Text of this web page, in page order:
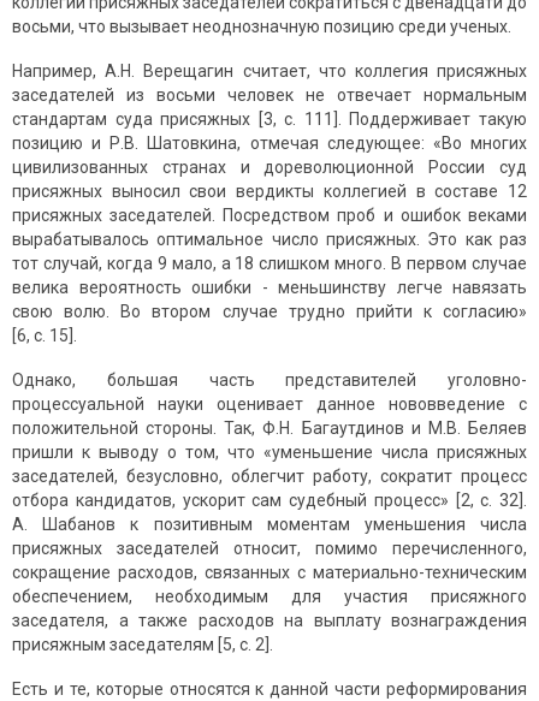
восьми, что вызывает неоднозначную позицию среди ученых.
Например, А.Н. Верещагин считает, что коллегия присяжных
заседателей из восьми человек не отвечает нормальным
стандартам суда присяжных [3, с. 111]. Поддерживает такую
позицию и Р.В. Шатовкина, отмечая следующее: «Во многих
цивилизованных странах и дореволюционной России суд
присяжных выносил свои вердикты коллегией в составе 12
присяжных заседателей. Посредством проб и ошибок веками
вырабатывалось оптимальное число присяжных. Это как раз
тот случай, когда 9 мало, а 18 слишком много. В первом случае
велика вероятность ошибки - меньшинству легче навязать
свою волю. Во втором случае трудно прийти к согласию»
[6, с. 15].
Однако, большая часть представителей уголовно-
процессуальной науки оценивает данное нововведение с
положительной стороны. Так, Ф.Н. Багаутдинов и М.В. Беляев
пришли к выводу о том, что «уменьшение числа присяжных
заседателей, безусловно, облегчит работу, сократит процесс
отбора кандидатов, ускорит сам судебный процесс» [2, с. 32].
А. Шабанов к позитивным моментам уменьшения числа
присяжных заседателей относит, помимо перечисленного,
сокращение расходов, связанных с материально-техническим
обеспечением, необходимым для участия присяжного
заседателя, а также расходов на выплату вознаграждения
присяжным заседателям [5, с. 2].
Есть и те, которые относятся к данной части реформирования